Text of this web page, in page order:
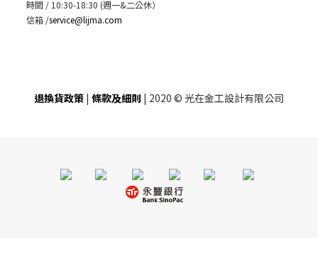
時間 / 10:30-18:30 (週一&二公休）
信箱 /service@lijma.com
退換貨政策 | 條款及細則 | 2020 © 光在金工設計有限公司